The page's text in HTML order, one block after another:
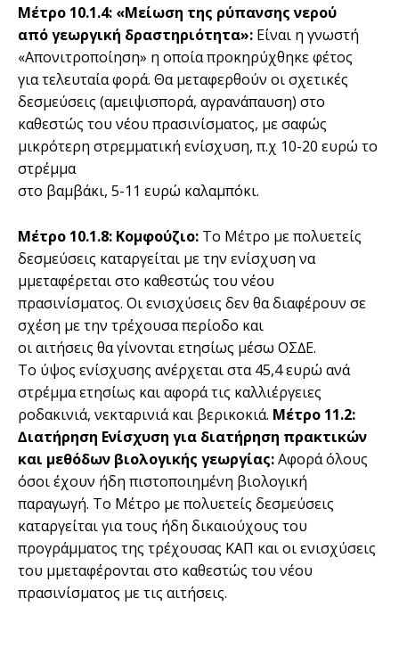
Μέτρο 10.1.4: «Μείωση της ρύπανσης νερού
από γεωργική δραστηριότητα»: Είναι η γνωστή
«Απονιτροποίηση» η οποία προκηρύχθηκε φέτος
για τελευταία φορά. Θα µεταφερθούν οι σχετικές
δεσµεύσεις (αµειψισπορά, αγρανάπαυση) στο
καθεστώς του νέου πρασινίσµατος, µε σαφώς
µικρότερη στρεµµατική ενίσχυση, π.χ 10-20 ευρώ το
στρέµµα
στο βαµβάκι, 5-11 ευρώ καλαµπόκι.
Μέτρο 10.1.8: Κοµφούζιο: Το Μέτρο µε πολυετείς
δεσμεύσεις καταργείται µε την ενίσχυση να
µμεταφέρεται στο καθεστώς του νέου
πρασινίσµατος. Οι ενισχύσεις δεν θα διαφέρουν σε
σχέση µε την τρέχουσα περίοδο και
οι αιτήσεις θα γίνονται ετησίως µέσω ΟΣ∆Ε.
Το ύψος ενίσχυσης ανέρχεται στα 45,4 ευρώ ανά
στρέμμα ετησίως και αφορά τις καλλιέργειες
ροδακινιά, νεκταρινιά και βερικοκιά. Μέτρο 11.2:
∆ιατήρηση Ενίσχυση για διατήρηση πρακτικών
και μεθόδων βιολογικής γεωργίας:Αφορά όλους
όσοι έχουν ήδη πιστοποιημένη βιολογική
παραγωγή. Το Μέτρο µε πολυετείς δεσμεύσεις
καταργείται για τους ήδη δικαιούχους του
προγράμματος της τρέχουσας ΚΑΠ και οι ενισχύσεις
του µμεταφέρονται στο καθεστώς του νέου
πρασινίσµατος µε τις αιτήσεις.